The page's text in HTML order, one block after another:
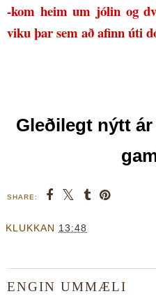
-kom heim um jólin og
viku þar sem að afinn úti
Gleðilegt nýtt
SHARE:
KLUKKAN 13:48
ENGIN UMMÆLI